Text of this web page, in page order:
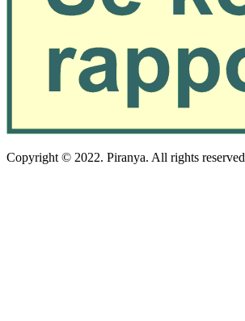
Copyright © 2022. Piranya. All rights reserved